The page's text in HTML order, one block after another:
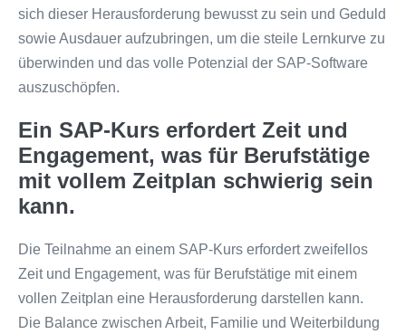
sich dieser Herausforderung bewusst zu sein und Geduld
sowie Ausdauer aufzubringen, um die steile Lernkurve zu
überwinden und das volle Potenzial der SAP-Software
auszuschöpfen.
Ein SAP-Kurs erfordert Zeit und
Engagement, was für Berufstätige
mit vollem Zeitplan schwierig sein
kann.
Die Teilnahme an einem SAP-Kurs erfordert zweifellos
Zeit und Engagement, was für Berufstätige mit einem
vollen Zeitplan eine Herausforderung darstellen kann.
Die Balance zwischen Arbeit, Familie und Weiterbildung